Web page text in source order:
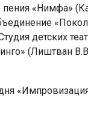
«Нимфа»
детских
(Лиштван